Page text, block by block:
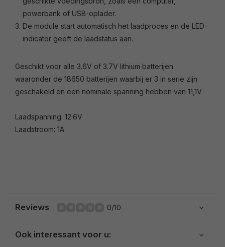
powerbank of USB-oplader.
De module start automatisch het laadproces en de LED-
indicator geeft de laadstatus aan.
Geschikt voor alle 3.6V of 3.7V lithium batterijen
waaronder de 18650 batterijen waarbij er 3 in serie zijn
geschakeld en een nominale spanning hebben van 11,1V
Laadspanning: 12.6V
Laadstroom: 1A
Reviews 0/10
Ook interessant voor u: